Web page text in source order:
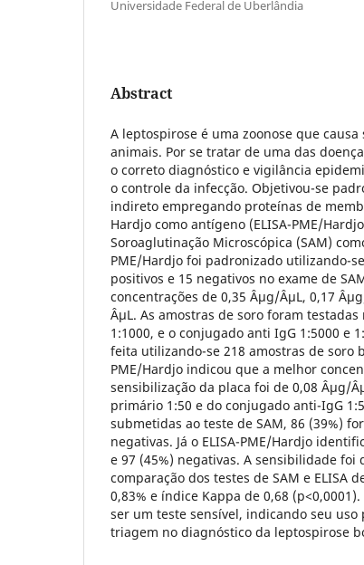
Universidade Federal de Uberlândia
Abstract
A leptospirose é uma zoonose que
animais. Por se tratar de uma das
o correto diagnóstico e vigilância
o controle da infecção. Objetivou-se
indireto empregando proteínas de
Hardjo como antígeno (ELISA-PME/
Soroaglutinação Microscópica (SAM)
PME/Hardjo foi padronizado utilizando-
positivos e 15 negativos no exame de
concentrações de 0,35 Âµg/ÂµL, 0,17
ÂµL. As amostras de soro foram
1:1000, e o conjugado anti IgG 1:5000 e
feita utilizando-se 218 amostras de soro
PME/Hardjo indicou que a melhor
sensibilização da placa foi de 0,08 Âµg/
primário 1:50 e do conjugado anti-IgG
submetidas ao teste de SAM, 86 (39%)
negativas. Já o ELISA-PME/Hardjo
e 97 (45%) negativas. A sensibilidade foi
comparação dos testes de SAM e ELISA
0,83% e índice Kappa de 0,68
ser um teste sensível, indicando seu uso
triagem no diagnóstico da leptospirose